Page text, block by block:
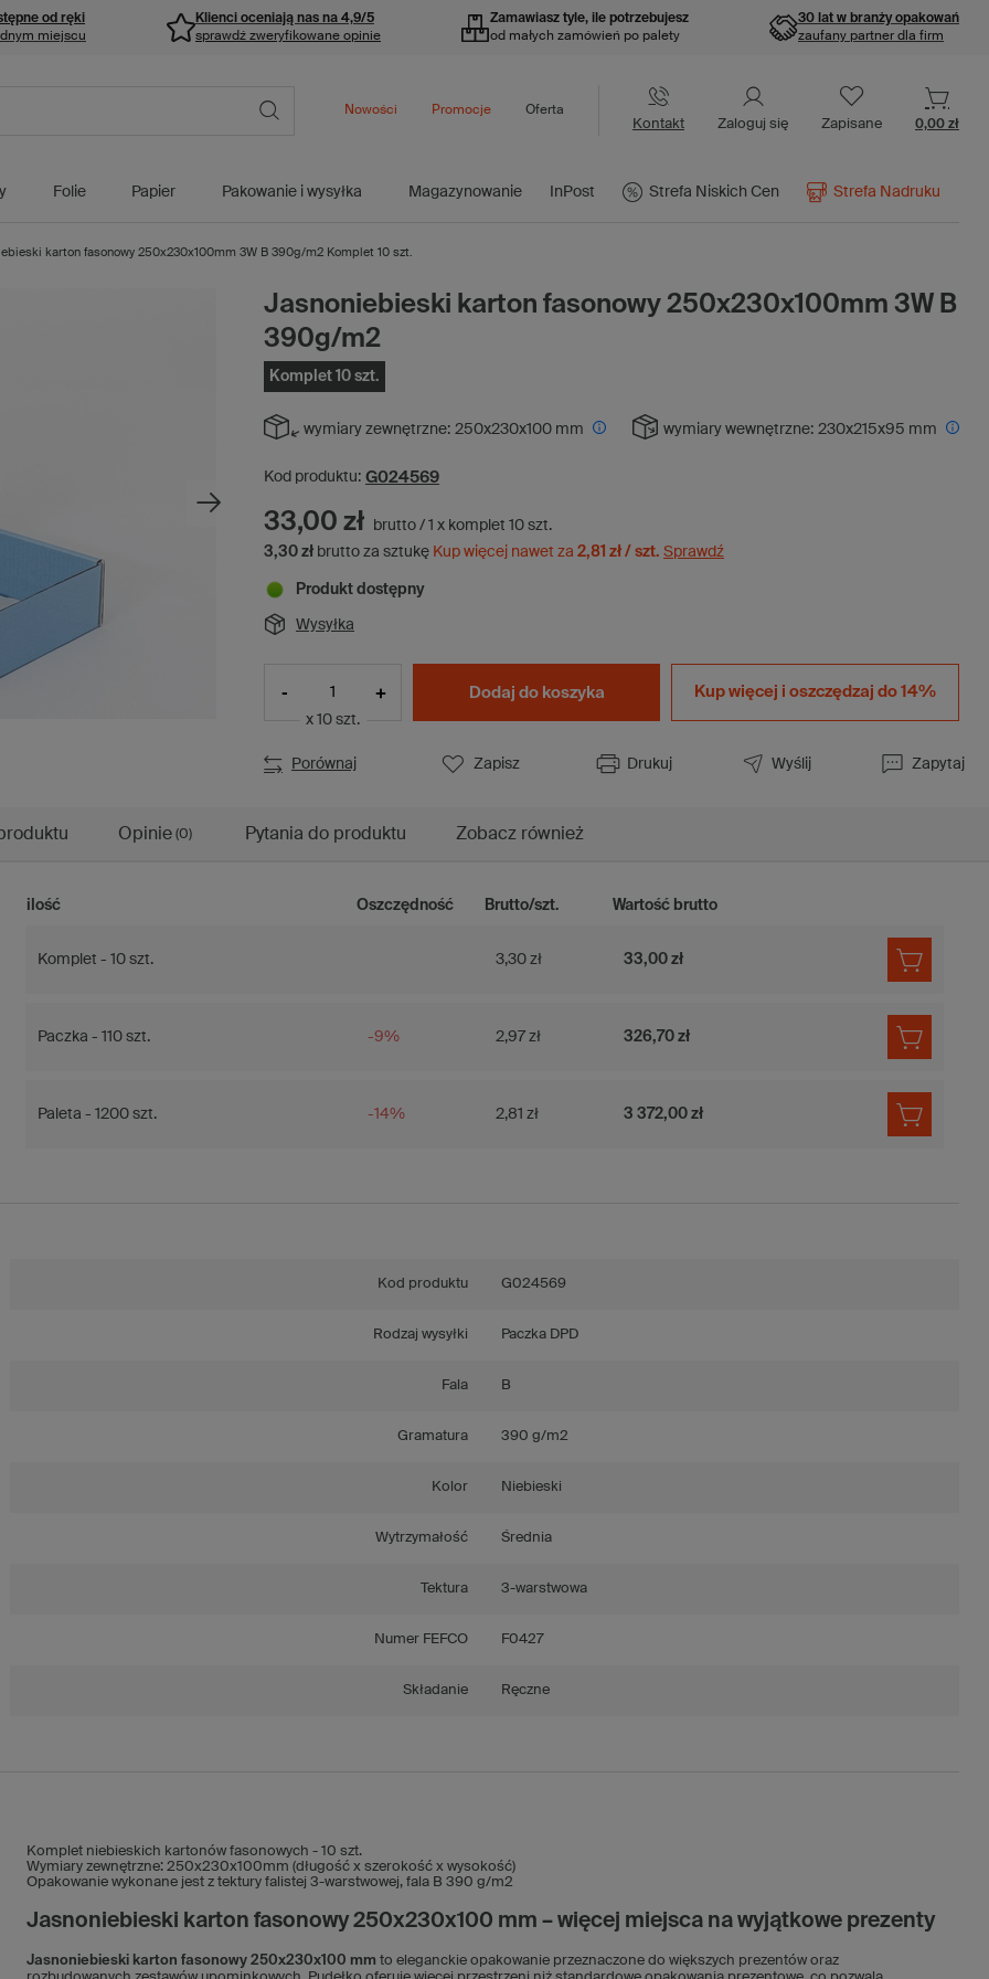
od ręki
miejscu
Klienci oceniają nas na 4,9/5
sprawdź zweryfikowane opinie
Zamawiasz tyle, ile potrzebujesz
od małych zamówień po palety
30 lat w branży opakowań
zaufany partner dla firm
Kontakt Zaloguj się Zapisane 0,00 zł
Folie Papier Pakowanie i wysyłka Magazynowanie InPost Strefa Niskich Cen Strefa Nadruku
Nowości Promocje Oferta
karton fasonowy 250x230x100mm 3W B 390g/m2 Komplet 10 szt.
Jasnoniebieski karton fasonowy 250x230x100mm 3W B
390g/m2
Komplet 10 szt.
wymiary zewnętrzne: 250x230x100 mm wymiary wewnętrzne: 230x215x95 mm
Kod produktu: G024569
33,00 zł brutto / 1 x komplet 10 szt.
3,30 zł brutto za sztukę Kup więcej nawet za 2,81 zł / szt. Sprawdź
Produkt dostępny
Wysyłka
- +
x 10 szt.
Dodaj do koszyka Kup więcej i oszczędzaj do 14%
Porównaj Zapisz Drukuj Wyślij Zapytaj
Opinie (0) Pytania do produktu Zobacz również
ilość Oszczędność Brutto/szt. Wartość brutto
Komplet - 10 szt. 3,30 zł 33,00 zł
Paczka - 110 szt. -9% 2,97 zł 326,70 zł
Paleta - 1200 szt. -14% 2,81 zł 3 372,00 zł
Kod produktu G024569
Rodzaj wysyłki Paczka DPD
Fala B
Gramatura 390 g/m2
Kolor Niebieski
Wytrzymałość Średnia
Tektura 3-warstwowa
Numer FEFCO F0427
Składanie Ręczne
Komplet niebieskich kartonów fasonowych - 10 szt.
Wymiary zewnętrzne: 250x230x100mm (długość x szerokość x wysokość)
Opakowanie wykonane jest z tektury falistej 3-warstwowej, fala B 390 g/m2
Jasnoniebieski karton fasonowy 250x230x100 mm – więcej miejsca na wyjątkowe prezenty
Jasnoniebieski karton fasonowy 250x230x100 mm to eleganckie opakowanie przeznaczone do większych prezentów oraz